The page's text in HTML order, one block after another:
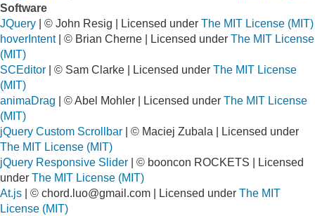
Software
JQuery | © John Resig | Licensed under The MIT License (MIT)
hoverIntent| © Brian Cherne | Licensed under The MIT License
(MIT)
SCEditor | © Sam Clarke | Licensed under The MIT License
(MIT)
animaDrag | © Abel Mohler | Licensed under The MIT License
(MIT)
jQuery Custom Scrollbar | © Maciej Zubala | Licensed under
The MIT License (MIT)
jQuery Responsive Slider | © booncon ROCKETS | Licensed
under The MIT License (MIT)
At.js | © chord.luo@gmail.com | Licensed under The MIT
License (MIT)